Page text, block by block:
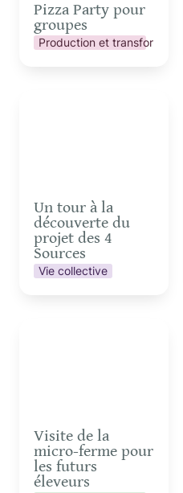
Pizza Party pour
groupes
Production et transformation
Un tour à la
découverte du
projet des 4
Sources
Vie collective
Visite de la
micro-ferme pour
les futurs
éleveurs